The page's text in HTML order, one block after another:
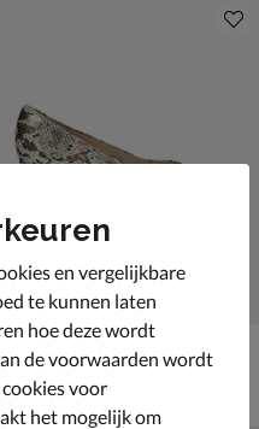
Gabor
Pumps - beige
€ 119,99
119,99
en vergelijkbare
te kunnen laten
hoe deze wordt
de voorwaarden wordt
voor
het mogelijk om